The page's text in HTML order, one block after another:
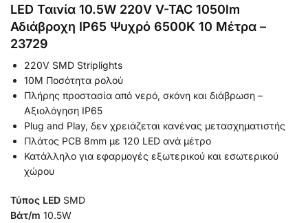
LED Ταινία 10.5W 220V V-TAC 1050lm
Αδιάβροχη IP65 Ψυχρό 6500K 10 Μέτρα –
23729
220V SMD Striplights
10M Ποσότητα ρολού
Πλήρης προστασία από νερό, σκόνη και διάβρωση –
Αξιολόγηση IP65
Plug and Play, δεν χρειάζεται κανένας μετασχηματιστής
Πλάτος PCB 8mm με 120 LED ανά μέτρο
Κατάλληλο για εφαρμογές εξωτερικού και εσωτερικού
χώρου
Τύπος LED SMD
Βάτ/m 10.5W